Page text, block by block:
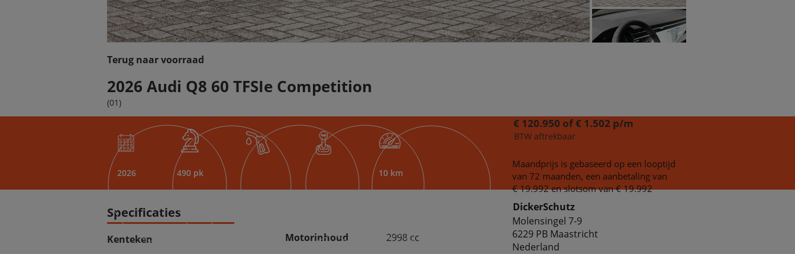
Terug naar voorraad
2026 Audi Q8 60 TFSIe Competition
Specificaties
Kenteken Motorinhoud 2998 cc
2026 490 pk 10 km
€ 120.950 of € 1.502 p/m
BTW aftrekbaar
Maandprijs is gebaseerd op een looptijd
van 72 maanden, een aanbetaling van
€ 19.992 en slotsom van € 19.992
DickerSchutz
Molensingel 7-9
6229 PB Maastricht
Nederland
(01)